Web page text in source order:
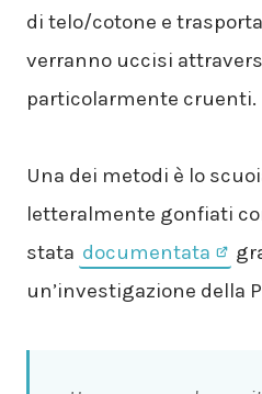
di telo/cotone e
verranno uccisi
particolarmente cruenti.
Una dei metodi è lo
letteralmente gonfiati
stata documentata
un’investigazione della